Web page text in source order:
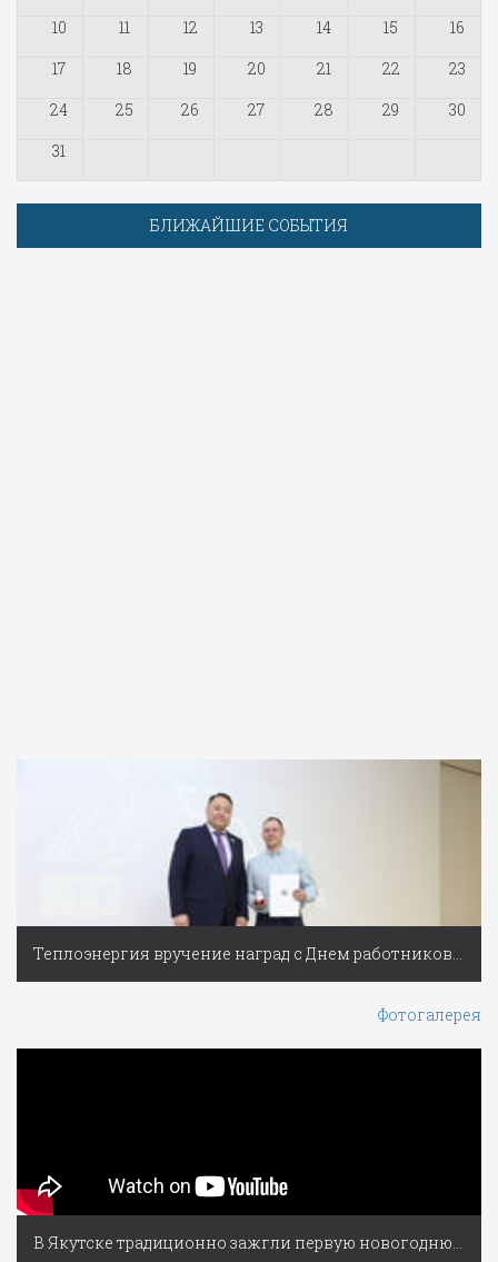
10
11 12 13 14 15
16
17
18 19 20 21 22
23
24
25 26 27 28 29
30
31
БЛИЖАЙШИЕ СОБЫТИЯ
Теплоэнергия вручение наград с Днем работников ЖКХ
Фотогалерея
В Якутске традиционно зажгли первую новогоднюю ёлку России